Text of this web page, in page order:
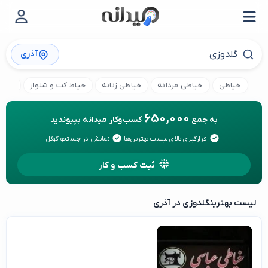
آذری
خیاطی خیاطی مردانه خیاطی زنانه خیاط کت و شلوار
به جمع 650,000 کسب‌وکار میدانه بپیوندید
قرارگیری بالای لیست بهترین‌ها نمایش در جستجو گوگل
ثبت کسب و کار
لیست بهترینگلدوزی در آذری